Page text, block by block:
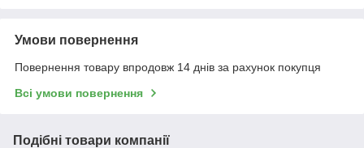
Умови повернення
Повернення товару впродовж 14 днів за рахунок покупця
Всі умови повернення
Подібні товари компанії